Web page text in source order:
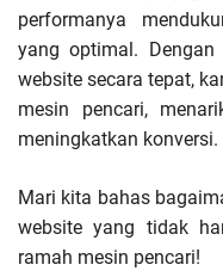
performanya
yang optimal. Dengan
website secara tepat,
mesin pencari,
meningkatkan konversi.
Mari kita bahas
website yang tidak
ramah mesin pencari!